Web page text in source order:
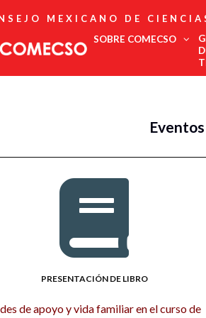
MEXICANO DE
SOBRE COMECSO
Fundadores
Boletín
PRESENTACIÓN DE LIBRO
de apoyo y vida familiar en el curso de